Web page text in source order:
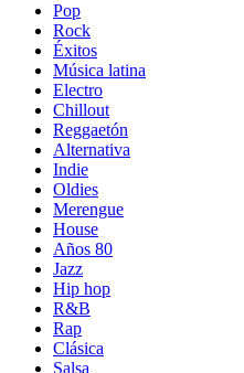
Pop
Rock
Éxitos
Música latina
Electro
Chillout
Reggaetón
Alternativa
Indie
Oldies
Merengue
House
Años 80
Jazz
Hip hop
R&B
Rap
Clásica
Salsa